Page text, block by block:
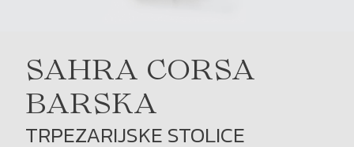
SAHRA CORSA
BARSKA
TRPEZARIJSKE STOLICE